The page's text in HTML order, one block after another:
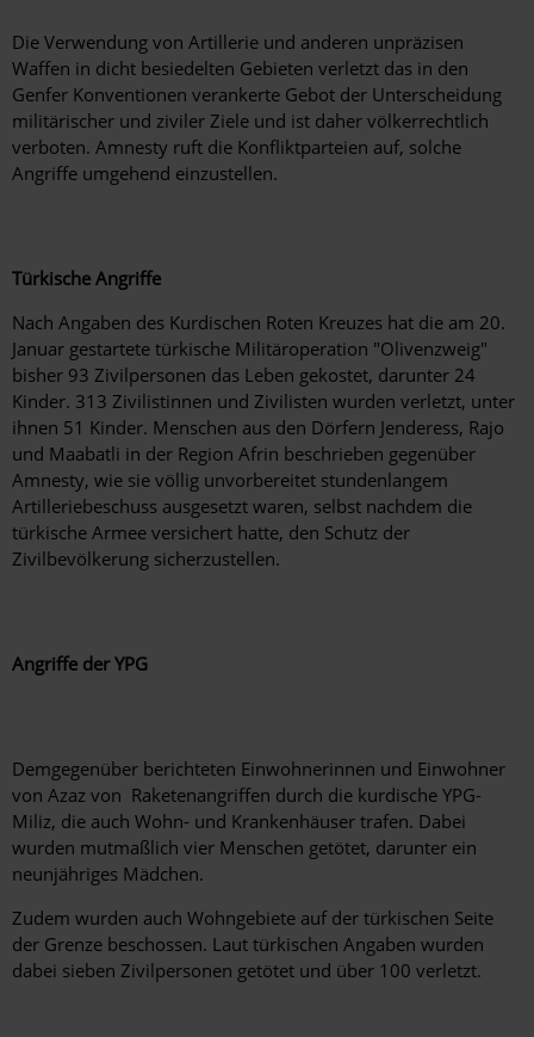
Die Verwendung von Artillerie und anderen unpräzisen
Waffen in dicht besiedelten Gebieten verletzt das in den
Genfer Konventionen verankerte Gebot der Unterscheidung
militärischer und ziviler Ziele und ist daher völkerrechtlich
verboten. Amnesty ruft die Konfliktparteien auf, solche
Angriffe umgehend einzustellen.
Türkische Angriffe
Nach Angaben des Kurdischen Roten Kreuzes hat die am 20.
Januar gestartete türkische Militäroperation "Olivenzweig"
bisher 93 Zivilpersonen das Leben gekostet, darunter 24
Kinder. 313 Zivilistinnen und Zivilisten wurden verletzt, unter
ihnen 51 Kinder. Menschen aus den Dörfern Jenderess, Rajo
und Maabatli in der Region Afrin beschrieben gegenüber
Amnesty, wie sie völlig unvorbereitet stundenlangem
Artilleriebeschuss ausgesetzt waren, selbst nachdem die
türkische Armee versichert hatte, den Schutz der
Zivilbevölkerung sicherzustellen.
Angriffe der YPG
Demgegenüber berichteten Einwohnerinnen und Einwohner
von Azaz von Raketenangriffen durch die kurdische YPG-
Miliz, die auch Wohn- und Krankenhäuser trafen. Dabei
wurden mutmaßlich vier Menschen getötet, darunter ein
neunjähriges Mädchen.
Zudem wurden auch Wohngebiete auf der türkischen Seite
der Grenze beschossen. Laut türkischen Angaben wurden
dabei sieben Zivilpersonen getötet und über 100 verletzt.